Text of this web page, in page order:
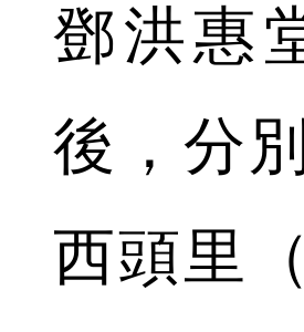
鄧洪惠
後，分
西頭里